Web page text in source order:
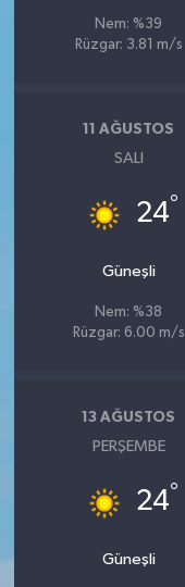
Nem: %39
Rüzgar: 3.81 m/s
11 AĞUSTOS
SALI
24°
Güneşli
Nem: %38
Rüzgar: 6.00 m/s
13 AĞUSTOS
PERŞEMBE
24°
Güneşli